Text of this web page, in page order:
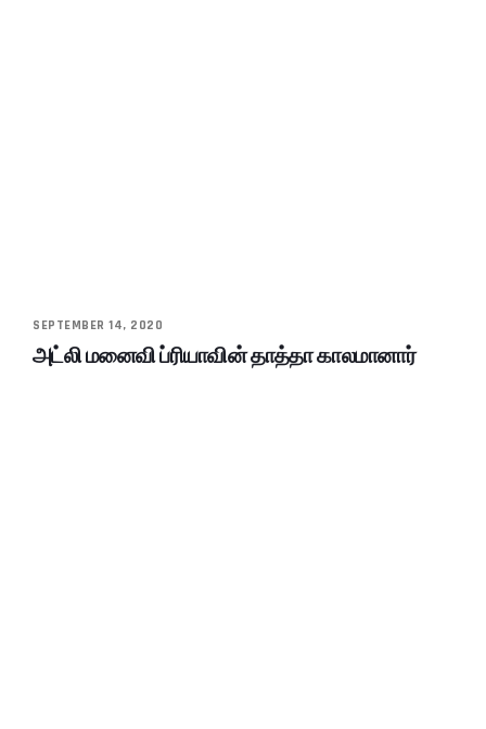
SEPTEMBER 14, 2020
அட்லி மனைவி ப்ரியாவின் தாத்தா காலமானார்